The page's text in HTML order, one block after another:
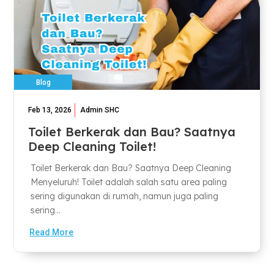
Blog
Feb 13, 2026 Admin SHC
Toilet Berkerak dan Bau? Saatnya
Deep Cleaning Toilet!
Toilet Berkerak dan Bau? Saatnya Deep Cleaning
Menyeluruh! Toilet adalah salah satu area paling
sering digunakan di rumah, namun juga paling
sering...
Read More